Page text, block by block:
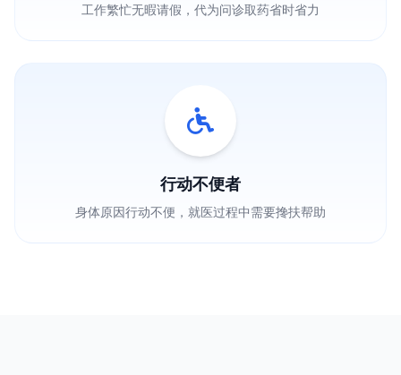
工作繁忙无暇请假，代为问诊取药省时省力
行动不便者
身体原因行动不便，就医过程中需要搀扶帮助